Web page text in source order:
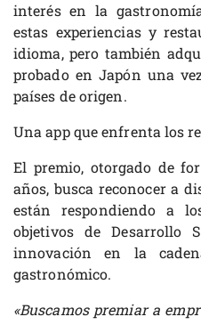
interés en la
estas experiencias y
idioma, pero también
probado en Japón una
países de origen.
Una app que enfrenta los
El premio, otorgado de
años, busca reconocer a
están respondiendo a
objetivos de Desarrollo
innovación en la
gastronómico.
«Buscamos premiar a